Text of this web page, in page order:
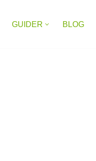
GUIDER BLOG